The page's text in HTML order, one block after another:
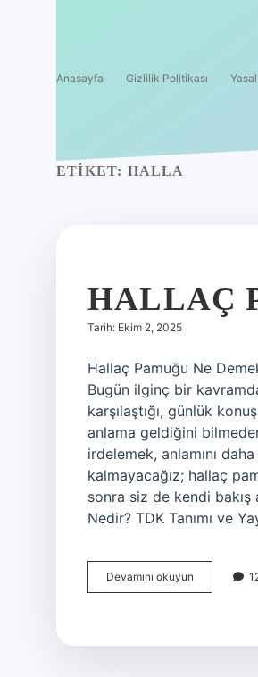
Anasayfa Gizlilik Politikası
ETIKET: HALLA
HALLAÇ
Tarih: Ekim 2, 2025
Hallaç Pamuğu Ne
Bugün ilginç bir
karşılaştığı, günlük
anlama geldiğini
irdelemek, anlamını
kalmayacağız; hallaç
sonra siz de kendi bakış
Nedir? TDK Tanımı ve
Devamını okuyun
pamuğu